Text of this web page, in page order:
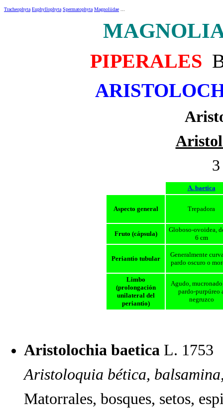
Tracheophyta Euphyllophyta Spermatophyta Magnoliidae
PIPERALES
A. baetica
Aspecto general Trepadora
Fruto (cápsula)
Globoso-ovoidea,
6 cm
Periantio tubular
Generalmente
pardo oscuro o
Limbo
(prolongación
unilateral del
periantio)
Agudo,
pardo-purpúreo
negruzco
Aristolochia baetica L.
Aristoloquia bética,
Matorrales, bosques, setos,